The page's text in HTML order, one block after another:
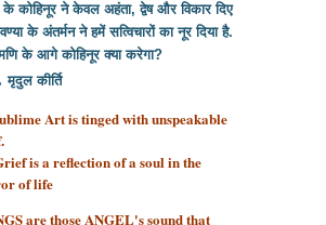
के कोहिनूर ने केवल अहंता, द्वेष और विकार दिए
के अंतर्मन ने हमें सत्विचारों का नूर दिया है.
के आगे कोहिनूर क्या करेगा?
मृदुल कीर्ति
Art is tinged with unspeakable
is a reflection of a soulin the
of life
are those ANGEL's sound that